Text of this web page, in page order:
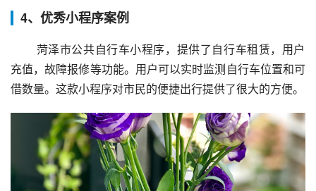
4、优秀小程序案例
充值，故障报修等功能。用户可以实时监测自行车位置和可
借数量。这款小程序对市民的便捷出行提供了很大的方便。